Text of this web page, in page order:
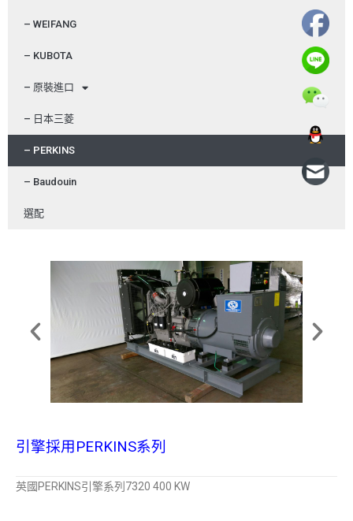
– WEIFANG
– KUBOTA
– 原裝進口
– 日本三菱
– PERKINS
– Baudouin
選配
引擎採用PERKINS系列
英國PERKINS引擎系列7320 400 KW